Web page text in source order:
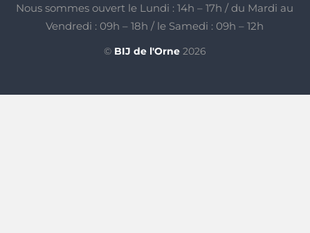
Nous sommes ouvert le Lundi : 14h – 17h / du Mardi au
Vendredi : 09h – 18h / le Samedi : 09h – 12h
© BIJ de l'Orne 2026